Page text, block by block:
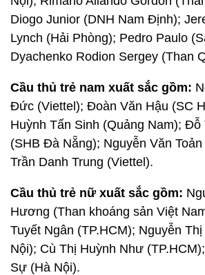
Diogo Junior (DNH Nam Định);
Lynch (Hải Phòng); Pedro Paulo
Dyachenko Rodion Sergey (Than
Cầu thủ trẻ nam xuất sắc gồm:
Đức (Viettel); Đoàn Văn Hậu (SC
Huỳnh Tấn Sinh (Quảng Nam); Đỗ
(SHB Đà Nẵng); Nguyễn Văn
Trần Danh Trung (Viettel).
Cầu thủ trẻ nữ xuất sắc gồm:
Hương (Than khoáng sản Việt
Tuyết Ngân (TP.HCM); Nguyễn
Nội); Cù Thị Huỳnh Như
Sự (Hà Nội).